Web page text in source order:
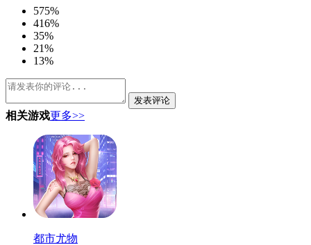
575%
416%
35%
21%
13%
发表评论
相关游戏更多>>
都市尤物